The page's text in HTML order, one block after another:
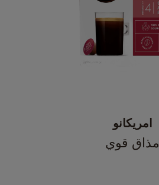
امريكانو
مذاق قوي